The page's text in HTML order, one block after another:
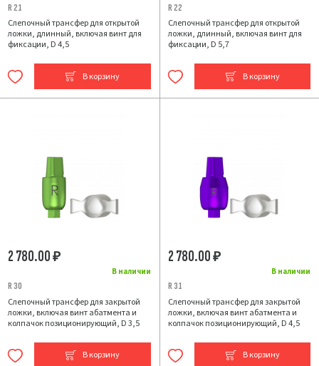
R 21
Слепочный трансфер для открытой
ложки, длинный, включая винт для
фиксации, D 4,5
В корзину
R 22
Слепочный трансфер для открытой
ложки, длинный, включая винт для
фиксации, D 5,7
В корзину
В наличии
2 780.00₽
R 30
Слепочный трансфер для закрытой
ложки, включая винт абатмента и
колпачок позиционирующий, D 3,5
В корзину
В наличии
2 780.00₽
R 31
Слепочный трансфер для закрытой
ложки, включая винт абатмента и
колпачок позиционирующий, D 4,5
В корзину